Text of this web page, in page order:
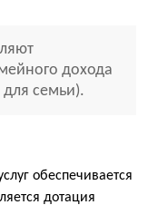
дохода
семьи).
обеспечивается
дотация